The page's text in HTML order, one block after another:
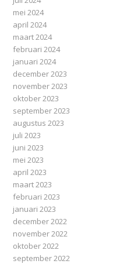
mei 2024
april 2024
maart 2024
februari 2024
januari 2024
december 2023
november 2023
oktober 2023
september 2023
augustus 2023
juli 2023
juni 2023
mei 2023
april 2023
maart 2023
februari 2023
januari 2023
december 2022
november 2022
oktober 2022
september 2022